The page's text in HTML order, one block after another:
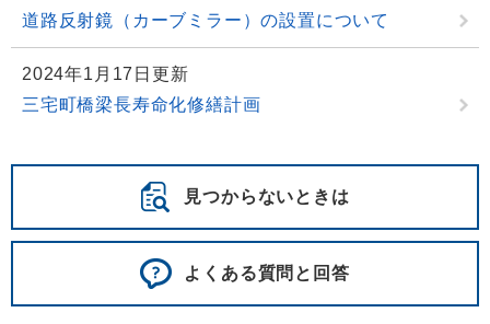
道路反射鏡（カーブミラー）の設置について
2024年1月17日更新
三宅町橋梁長寿命化修繕計画
見つからないときは
よくある質問と回答